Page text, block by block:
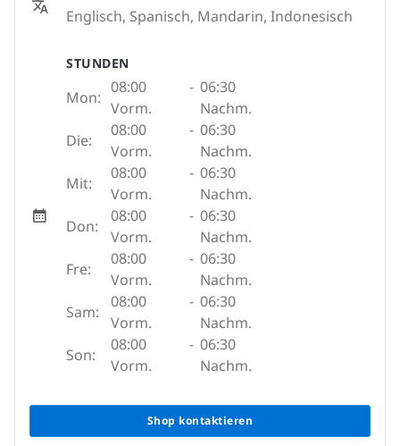
Englisch, Spanisch, Mandarin, Indonesisch
STUNDEN
Mon:
08:00
Vorm.
- 06:30
Nachm.
Die:
08:00
Vorm.
- 06:30
Nachm.
Mit:
08:00
Vorm.
- 06:30
Nachm.
Don:
08:00
Vorm.
- 06:30
Nachm.
Fre:
08:00
Vorm.
- 06:30
Nachm.
Sam:
08:00
Vorm.
- 06:30
Nachm.
Son:
08:00
Vorm.
- 06:30
Nachm.
Shop kontaktieren